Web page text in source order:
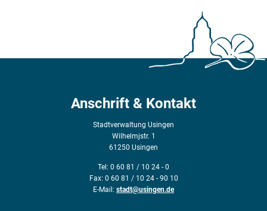
Anschrift & Kontakt
Stadtverwaltung Usingen
Wilhelmjstr. 1
61250 Usingen
Tel: 0 60 81 / 10 24 - 0
Fax: 0 60 81 / 10 24 - 90 10
E-Mail: stadt@usingen.de